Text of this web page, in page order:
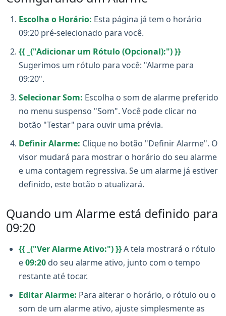
Escolha o Horário: Esta página já tem o horário
09:20 pré-selecionado para você.
{{ _("Adicionar um Rótulo (Opcional):") }}
Sugerimos um rótulo para você: "Alarme para
09:20".
Selecionar Som: Escolha o som de alarme preferido
no menu suspenso "Som". Você pode clicar no
botão "Testar" para ouvir uma prévia.
Definir Alarme: Clique no botão "Definir Alarme". O
visor mudará para mostrar o horário do seu alarme
e uma contagem regressiva. Se um alarme já estiver
definido, este botão o atualizará.
Quando um Alarme está definido para
09:20
{{ _("Ver Alarme Ativo:") }}A tela mostrará o rótulo
e09:20 do seu alarme ativo, junto com o tempo
restante até tocar.
Editar Alarme: Para alterar o horário, o rótulo ou o
som de um alarme ativo, ajuste simplesmente as